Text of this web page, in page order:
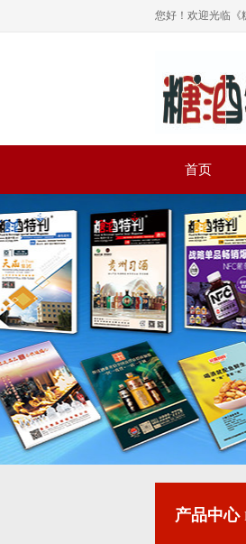
您好！欢迎光临《
首页
产品中心